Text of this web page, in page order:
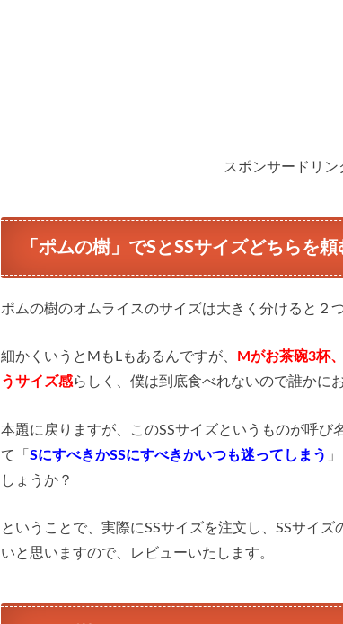
スポンサードリン
「ポムの樹」でSとSSサイズどちらを頼
ポムの樹のオムライスのサイズは大きく分けると２
細かくいうとMもLもあるんですが、
Mがお茶碗3杯
うサイズ感らしく、僕は到底食べれないので誰かに
本題に戻りますが、このSSサイズというものが呼び
て「 SにすべきかSSにすべきかいつも迷ってしまう
しょうか？
ということで、実際にSSサイズを注文し、SSサイ
いと思いますので、レビューいたします。